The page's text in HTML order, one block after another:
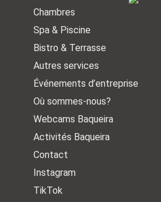
Chambres
Spa & Piscine
Bistro & Terrasse
Autres services
Événements d’entreprise
Où sommes-nous?
Webcams Baqueira
Activités Baqueira
Contact
Instagram
TikTok